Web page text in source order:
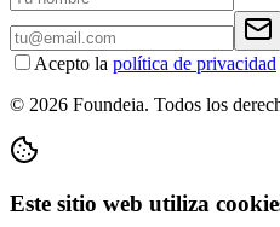
Acepto la política de privacidad
© 2026 Foundeia. Todos los
Este sitio web utiliza